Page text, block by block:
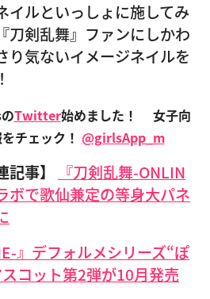
イルといっしょに施してみ
刀剣乱舞』ファンにしかわ
り気ないイメージネイルを
Twitter始めました！
女子向
チェック！ @girlsApp_m
記事】
『刀剣乱舞-ONLIN
ボで歌仙兼定の等身大パネ
』デフォルメシリーズ“ぽ
コット第2弾が10月発売